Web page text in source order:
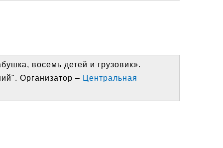
восемь детей и грузовик».
Организатор – Центральная